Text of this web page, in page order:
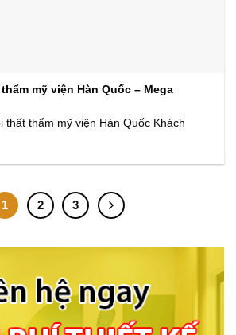
mỹ viện Hàn Quốc – Mega
thất thẩm mỹ viện Hàn Quốc Khách
1 2 3